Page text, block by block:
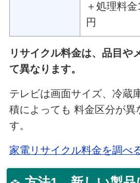
＋処理料
円
リサイクル料金は、品目や
て異なります。
テレビは画面サイズ、冷蔵
積によっても 料金区分が異
す。
家電リサイクル料金を調べ